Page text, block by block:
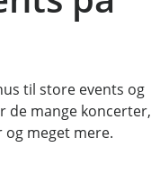
til store events og
de mange koncerter,
meget mere.